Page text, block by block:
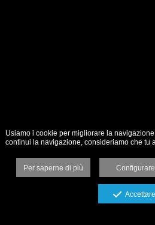
Usiamo i cookie per migliorare la
continui la navigazione, consideriamo che tu
Per saperne di più Configurare
Accettare